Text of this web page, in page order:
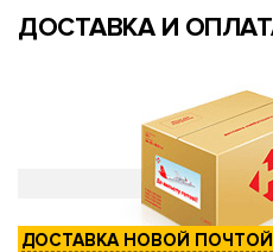
ДОСТАВКА И
ДОСТАВКА НОВОЙ ПОЧТОЙ